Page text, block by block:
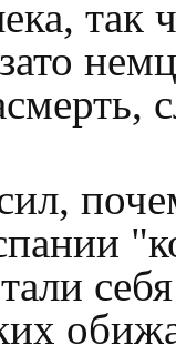
так